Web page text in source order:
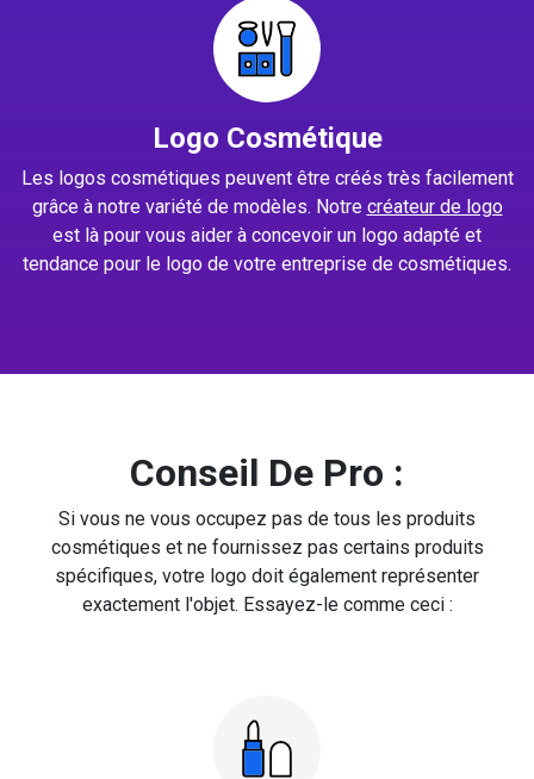
Logo Cosmétique
Les logos cosmétiques peuvent être créés très facilement
grâce à notre variété de modèles. Notre créateur de logo
est là pour vous aider à concevoir un logo adapté et
tendance pour le logo de votre entreprise de cosmétiques.
Conseil De Pro :
Si vous ne vous occupez pas de tous les produits
cosmétiques et ne fournissez pas certains produits
spécifiques, votre logo doit également représenter
exactement l'objet. Essayez-le comme ceci :